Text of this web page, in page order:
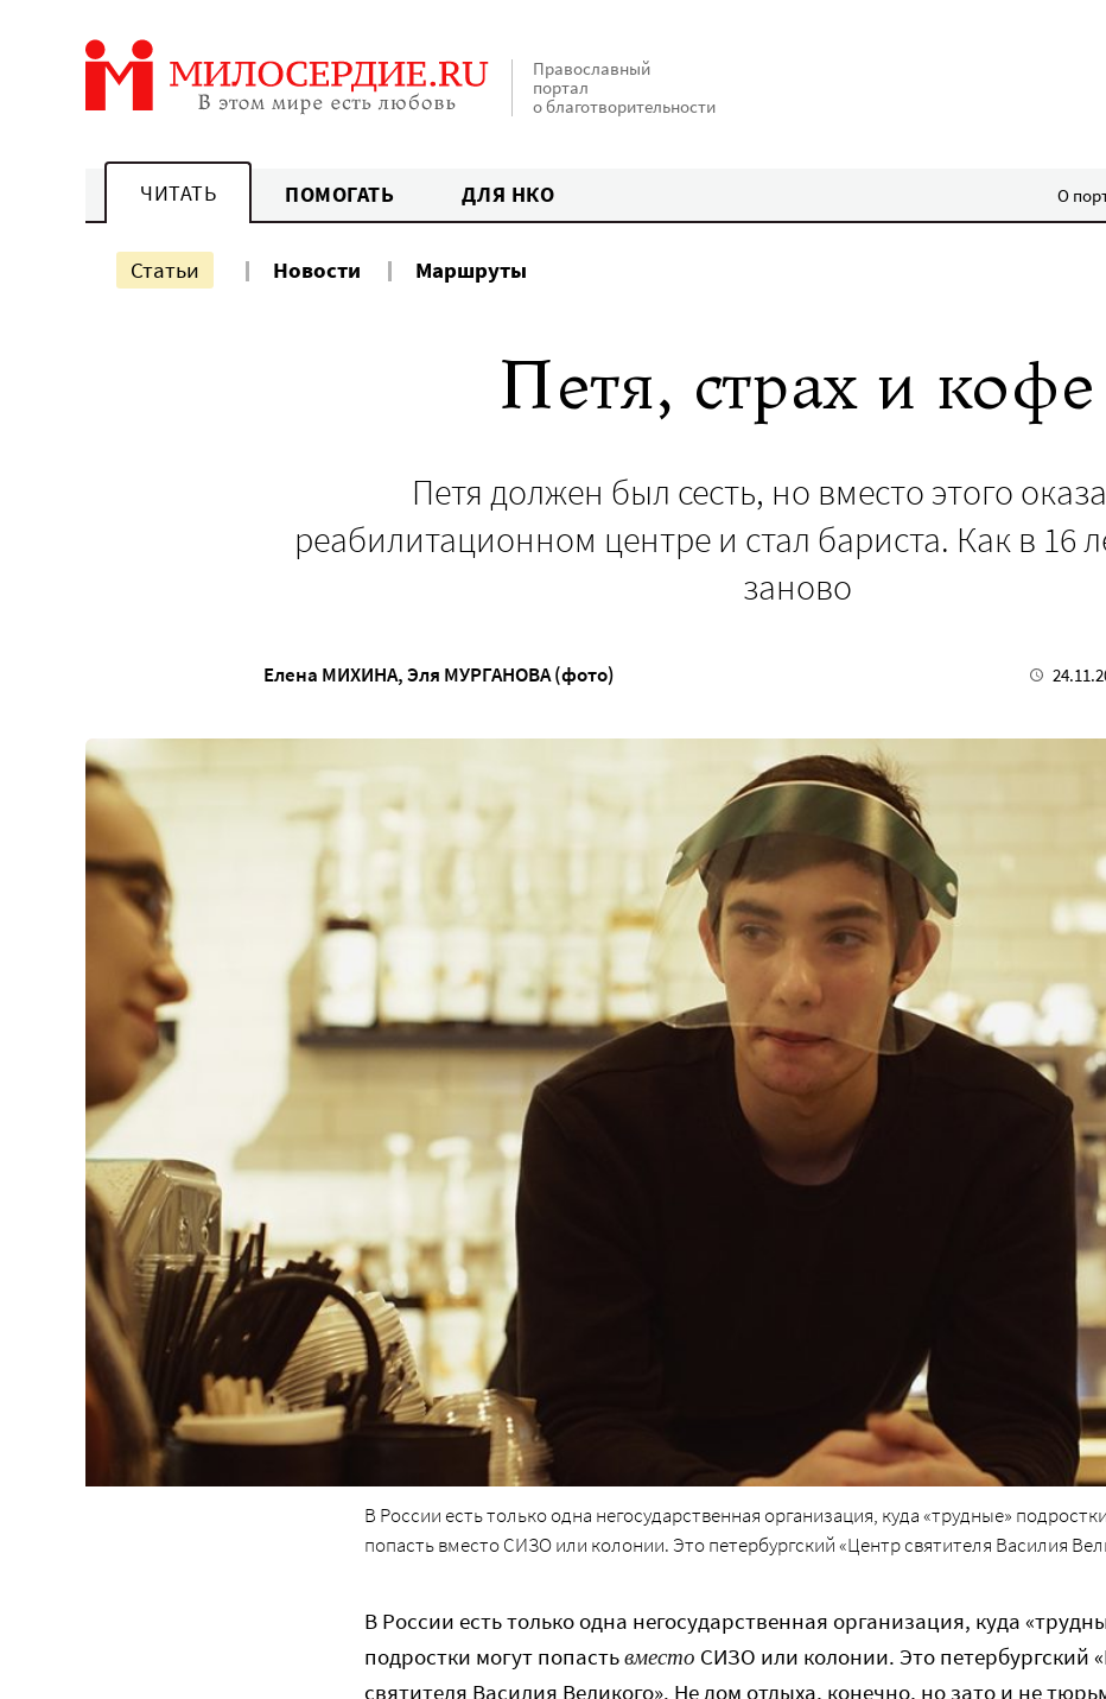
Православный
портал
о благотворительности
ЧИТАТЬ ПОМОГАТЬ ДЛЯ НКО О
Статьи Новости Маршруты
Петя, страх и кофе
Петя должен был сесть, но вместо этого
реабилитационном центре и стал бариста. Как в 16
заново
Елена МИХИНА,Эля МУРГАНОВА (фото)
В России есть только одна негосударственная организация, куда «трудные»
попасть вместо СИЗО или колонии. Это петербургский «Центр святителя Василия
В России есть только одна негосударственная организация, куда
подростки могут попастьвместо СИЗО или колонии. Это петербургский
святителя Василия Великого». Не дом отдыха, конечно, но зато и не